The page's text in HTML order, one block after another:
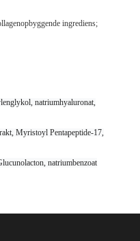
ingrediens;
natriumhyaluronat,
Myristoyl Pentapeptide-17,
natriumbenzoat